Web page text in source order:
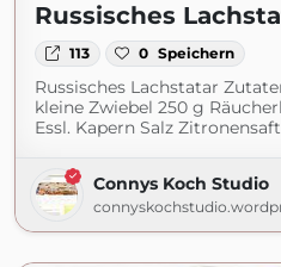
Russisches
113 0 Speichern
Russisches Lachstatar
kleine Zwiebel 250 g
Essl. Kapern Salz
Connys Koch Studio